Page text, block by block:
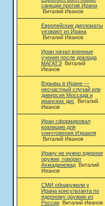
санкции против Ирана
Виталий Иванов
Европейские дипломаты
уезжают из Ирана
Виталий Иванов
Иран начал военные
учения после доклада
МАГАТЭ
Виталий
Иванов
Взрывы в Иране —
несчастный случай или
диверсия Моссада и
иранских дис
Виталий
Иванов
Иран сформировал
коалицию для
уничтожения Израиля
Виталий Иванов
Ирану не нужно ядерное
оружие, говорит
Ахмадинежад
Виталий
Иванов
СМИ обнаружили у
Ирана консультанта по
ядерному оружию из
России
Виталий Иванов